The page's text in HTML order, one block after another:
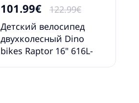
101.99€
122.99€
Детский велосипед
двухколесный Dino
bikes Raptor 16" 616L-